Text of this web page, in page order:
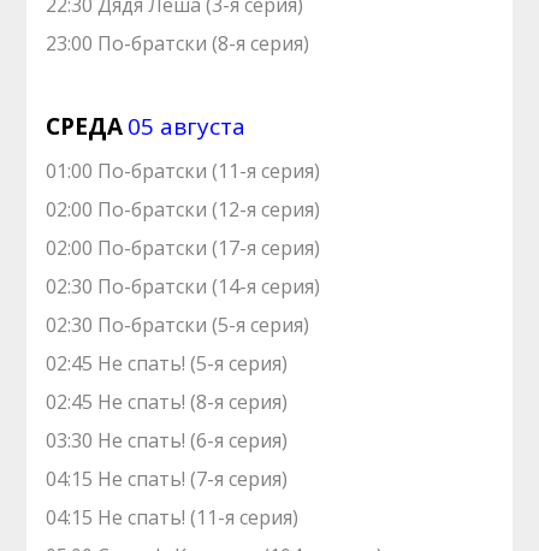
23:00 По-братски (8-я серия)
СРЕДА05 августа
01:00 По-братски (11-я серия)
02:00 По-братски (12-я серия)
02:00 По-братски (17-я серия)
02:30 По-братски (14-я серия)
02:30 По-братски (5-я серия)
02:45 Не спать! (5-я серия)
02:45 Не спать! (8-я серия)
03:30 Не спать! (6-я серия)
04:15 Не спать! (7-я серия)
04:15 Не спать! (11-я серия)